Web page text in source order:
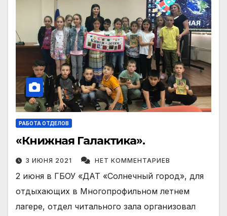
РАБОТА ОТДЕЛОВ
«Книжная Галактика».
3 ИЮНЯ 2021 НЕТ КОММЕНТАРИЕВ
2 июня в ГБОУ «ДАТ «Солнечный город», для
отдыхающих в Многопрофильном летнем
лагере, отдел читального зала организовал